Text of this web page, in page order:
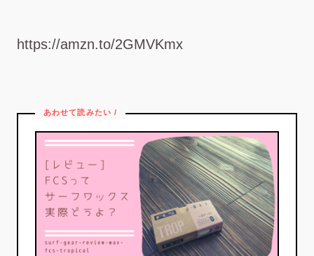
https://amzn.to/2GMVKmx